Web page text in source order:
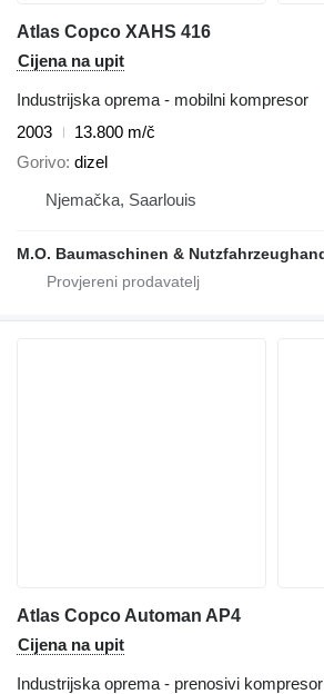
Atlas Copco XAHS 416
Cijena na upit
Industrijska oprema - mobilni kompresor
2003
13.800 m/č
Gorivo dizel
Njemačka, Saarlouis
Atlas Copco Automan AP4
Cijena na upit
Industrijska oprema - prenosivi kompresor